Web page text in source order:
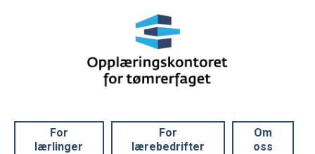
For
lærlinger
For
lærebedrifter
Om
oss